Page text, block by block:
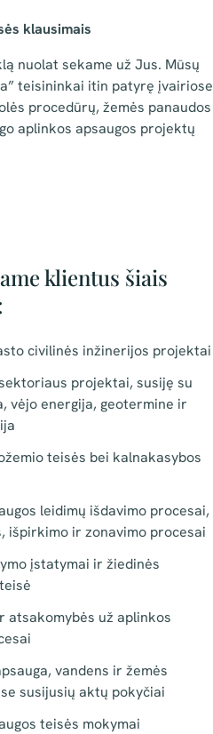
klausimais
nuolat sekame už Jus. Mūsų
teisininkai itin patyrę įvairiose
procedūrų, žemės panaudos
aplinkos apsaugos projektų
klientus šiais
civilinės inžinerijos projektai
projektai, susiję su
vėjo energija, geotermine ir
teisės bei kalnakasybos
leidimų išdavimo procesai,
išpirkimo ir zonavimo procesai
įstatymai ir žiedinės
atsakomybės už aplinkos
vandens ir žemės
susijusių aktų pokyčiai
teisės mokymai